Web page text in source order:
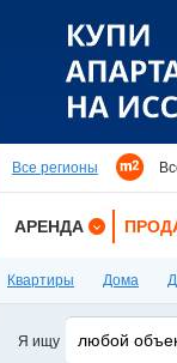
Все регионы
АРЕНДА
КВАРТИРЫ
ДОМА
ДОМА
Квартиры Дома
Я ищу любой